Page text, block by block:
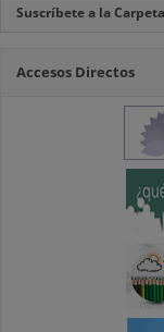
Suscríbete a la
Accesos Directos